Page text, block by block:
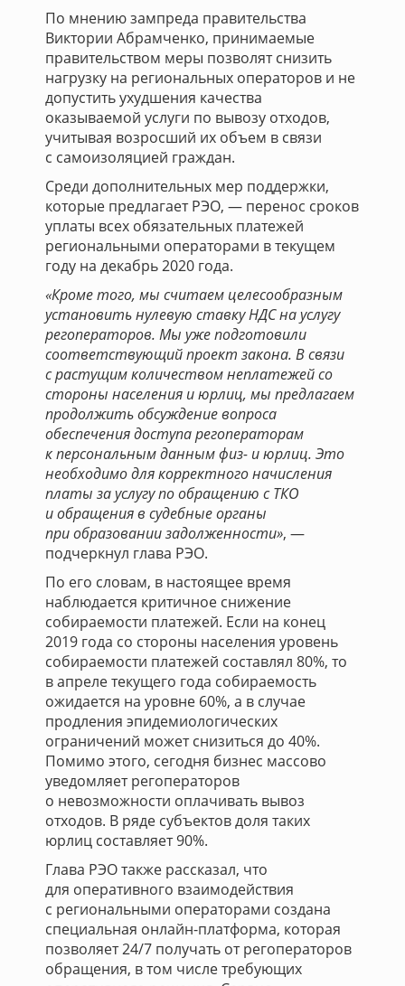
По мнению зампреда правительства
Виктории Абрамченко, принимаемые
правительством меры позволят снизить
нагрузку на региональных операторов и не
допустить ухудшения качества
оказываемой услуги по вывозу отходов,
учитывая возросший их объем в связи
с самоизоляцией граждан.
Среди дополнительных мер поддержки,
которые предлагает РЭО, — перенос сроков
уплаты всех обязательных платежей
региональными операторами в текущем
году на декабрь 2020 года.
«Кроме того, мы считаем целесообразным
установить нулевую ставку НДС на услугу
регоператоров. Мы уже подготовили
соответствующий проект закона. В связи
с растущим количеством неплатежей со
стороны населения и юрлиц, мы предлагаем
продолжить обсуждение вопроса
обеспечения доступа регоператорам
к персональным данным физ- и юрлиц. Это
необходимо для корректного начисления
платы за услугу по обращению с ТКО
и обращения в судебные органы
при образовании задолженности», —
подчеркнул глава РЭО.
По его словам, в настоящее время
наблюдается критичное снижение
собираемости платежей. Если на конец
2019 года со стороны населения уровень
собираемости платежей составлял 80%, то
в апреле текущего года собираемость
ожидается на уровне 60%, а в случае
продления эпидемиологических
ограничений может снизиться до 40%.
Помимо этого, сегодня бизнес массово
уведомляет регоператоров
о невозможности оплачивать вывоз
отходов. В ряде субъектов доля таких
юрлиц составляет 90%.
Глава РЭО также рассказал, что
для оперативного взаимодействия
с региональными операторами создана
специальная онлайн-платформа, которая
позволяет 24/7 получать от регоператоров
обращения, в том числе требующих